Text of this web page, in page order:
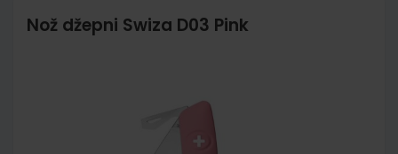
Nož džepni Swiza D03 Pink